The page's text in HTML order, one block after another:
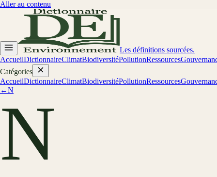
Aller au contenu
Les définitions sourcées.
AccueilDictionnaireClimatBiodiversitéPollutionRessources
Catégories
AccueilDictionnaireClimatBiodiversitéPollutionRessources
←N
N